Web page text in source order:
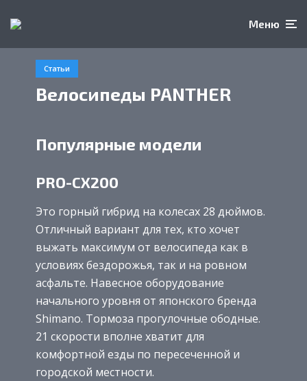
Меню
Статьи
Велосипеды PANTHER
Популярные модели
PRO-CX200
Это горный гибрид на колесах 28 дюймов.
Отличный вариант для тех, кто хочет
выжать максимум от велосипеда как в
условиях бездорожья, так и на ровном
асфальте. Навесное оборудование
начального уровня от японского бренда
Shimano. Тормоза прогулочные ободные.
21 скорости вполне хватит для
комфортной езды по пересеченной и
городской местности.